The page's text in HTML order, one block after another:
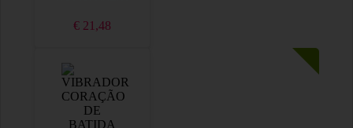
€ 21,48